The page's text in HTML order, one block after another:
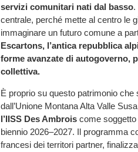
servizi comunitari nati dal basso.
centrale, perché mette al centro le
immaginare un futuro comune a
Escartons, l’antica repubblica
forme avanzate di autogoverno,
collettiva.
È proprio su questo patrimonio
dall’Unione Montana Alta Valle
l’IISS Des Ambrois come
biennio 2026–2027. Il programma
francesi dei territori partner,